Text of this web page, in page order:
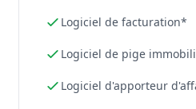
Logiciel de facturation*
Logiciel de pige
Logiciel d'apporteur